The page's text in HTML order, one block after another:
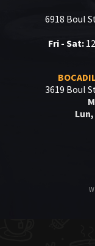
6918 Boul
Fri - Sat:
3619 Boul